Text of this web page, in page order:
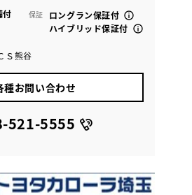
付 保証
ロングラン保証付
ハイブリッド保証付
Ｓ熊谷
種お問い合わせ
521-5555